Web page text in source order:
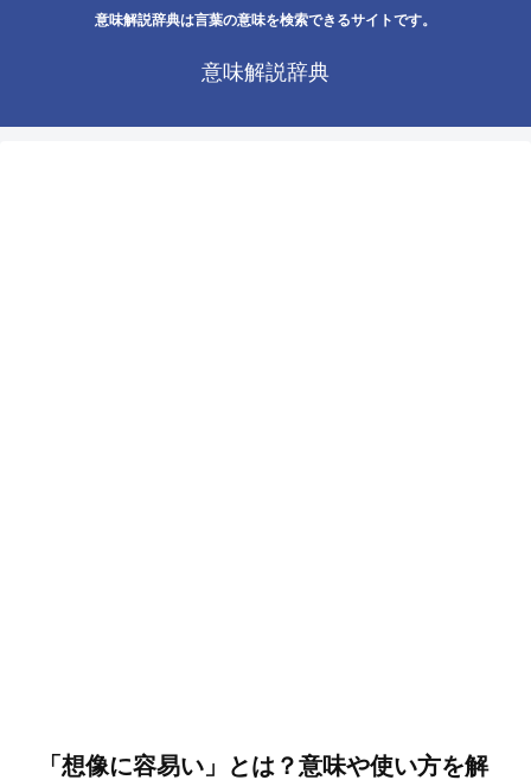
意味解説辞典は言葉の意味を検索できるサイトです。
意味解説辞典
「想像に容易い」とは？意味や使い方を解